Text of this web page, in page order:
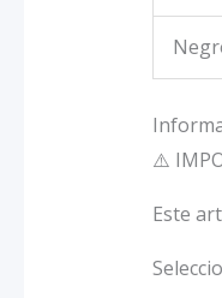
⚠️
Este